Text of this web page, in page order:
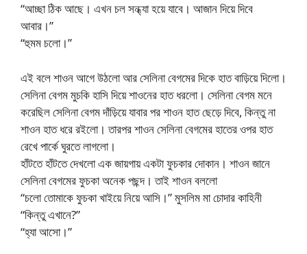
“আচ্ছা ঠিক আছে। এখন চল সন্ধ্যা হয়ে যাবে। আজান দিয়ে দিবে
আবার।”
“হুমম চলো।”
এই বলে শাওন আগে উঠলো আর সেলিনা বেগমের দিকে হাত বাড়িয়ে দিলো।
সেলিনা বেগম মুচকি হাসি দিয়ে শাওনের হাত ধরলো। সেলিনা বেগম মনে
করেছিল সেলিনা বেগম দাঁড়িয়ে যাবার পর শাওন হাত ছেড়ে দিবে, কিন্তু না
শাওন হাত ধরে রইলো। তারপর শাওন সেলিনা বেগমের হাতের ওপর হাত
রেখে পার্কে ঘুরতে লাগলো।
হাঁটতে হাঁটতে দেখলো এক জায়গায় একটা ফুচকার দোকান। শাওন জানে
সেলিনা বেগমের ফুচকা অনেক পছন্দ। তাই শাওন বললো
“চলো তোমাকে ফুচকা খাইয়ে নিয়ে আসি।” মুসলিম মা চোদার কাহিনী
“কিন্তু এখানে?”
“হ্যা আসো।”